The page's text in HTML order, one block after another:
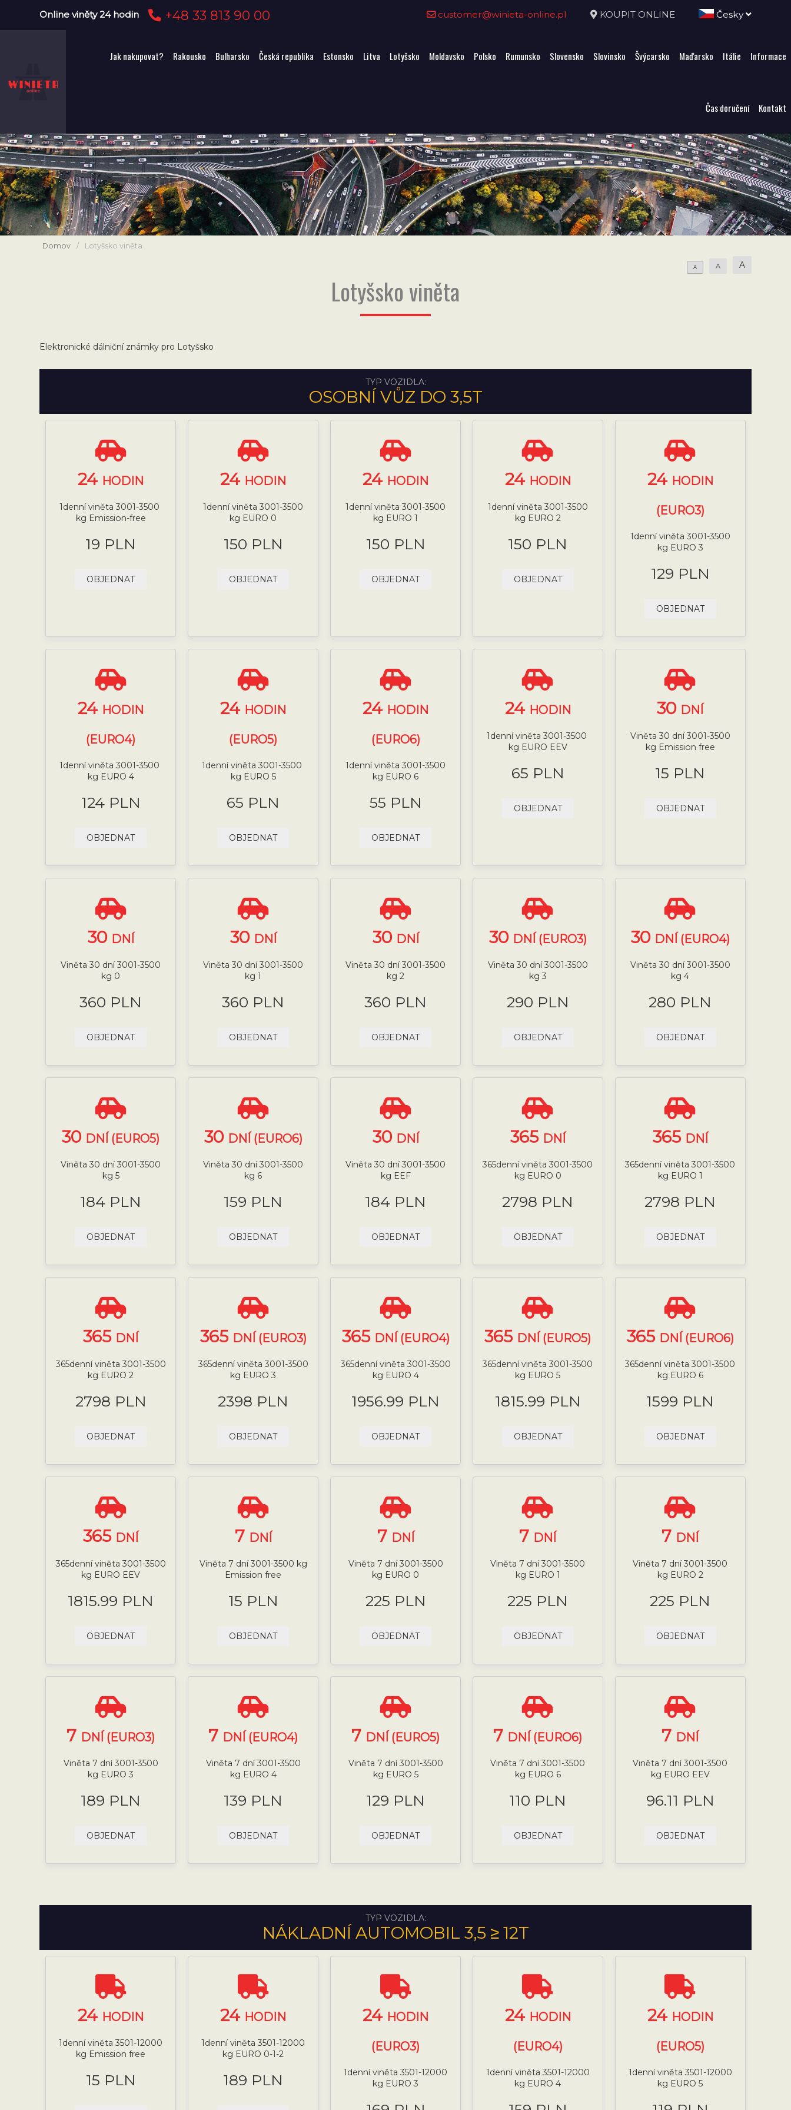
Online viněty 24 hodin +48 33 813 90 00 customer@winieta-online.pl KOUPIT ONLINE Česky
Jak nakupovat? Rakousko Bulharsko Česká republika Estonsko Litva Lotyšsko Moldavsko Polsko Rumunsko Slovensko Slovinsko Švýcarsko Maďarsko Itálie Informace
Čas doručení Kontakt
Domov / Lotyšsko viněta
A A A
Lotyšsko viněta
Elektronické dálniční známky pro Lotyšsko
TYP VOZIDLA:
OSOBNÍ VŮZ DO 3,5T
24 HODIN
1denní viněta 3001-3500
kg Emission-free
19 PLN
OBJEDNAT
24 HODIN
1denní viněta 3001-3500
kg EURO 0
150 PLN
OBJEDNAT
24 HODIN
1denní viněta 3001-3500
kg EURO 1
150 PLN
OBJEDNAT
24 HODIN
1denní viněta 3001-3500
kg EURO 2
150 PLN
OBJEDNAT
24 HODIN
(EURO3)
1denní viněta 3001-3500
kg EURO 3
129 PLN
OBJEDNAT
24 HODIN
(EURO4)
1denní viněta 3001-3500
kg EURO 4
124 PLN
OBJEDNAT
24 HODIN
(EURO5)
1denní viněta 3001-3500
kg EURO 5
65 PLN
OBJEDNAT
24 HODIN
(EURO6)
1denní viněta 3001-3500
kg EURO 6
55 PLN
OBJEDNAT
24 HODIN
1denní viněta 3001-3500
kg EURO EEV
65 PLN
OBJEDNAT
30 DNÍ
Viněta 30 dní 3001-3500
kg Emission free
15 PLN
OBJEDNAT
30 DNÍ
Viněta 30 dní 3001-3500
kg 0
360 PLN
OBJEDNAT
30 DNÍ
Viněta 30 dní 3001-3500
kg 1
360 PLN
OBJEDNAT
30 DNÍ
Viněta 30 dní 3001-3500
kg 2
360 PLN
OBJEDNAT
30 DNÍ (EURO3)
Viněta 30 dní 3001-3500
kg 3
290 PLN
OBJEDNAT
30 DNÍ (EURO4)
Viněta 30 dní 3001-3500
kg 4
280 PLN
OBJEDNAT
30 DNÍ (EURO5)
Viněta 30 dní 3001-3500
kg 5
184 PLN
OBJEDNAT
30 DNÍ (EURO6)
Viněta 30 dní 3001-3500
kg 6
159 PLN
OBJEDNAT
30 DNÍ
Viněta 30 dní 3001-3500
kg EEF
184 PLN
OBJEDNAT
365 DNÍ
365denní viněta 3001-3500
kg EURO 0
2798 PLN
OBJEDNAT
365 DNÍ
365denní viněta 3001-3500
kg EURO 1
2798 PLN
OBJEDNAT
365 DNÍ
365denní viněta 3001-3500
kg EURO 2
2798 PLN
OBJEDNAT
365 DNÍ (EURO3)
365denní viněta 3001-3500
kg EURO 3
2398 PLN
OBJEDNAT
365 DNÍ (EURO4)
365denní viněta 3001-3500
kg EURO 4
1956.99 PLN
OBJEDNAT
365 DNÍ (EURO5)
365denní viněta 3001-3500
kg EURO 5
1815.99 PLN
OBJEDNAT
365 DNÍ (EURO6)
365denní viněta 3001-3500
kg EURO 6
1599 PLN
OBJEDNAT
365 DNÍ
365denní viněta 3001-3500
kg EURO EEV
1815.99 PLN
OBJEDNAT
7 DNÍ
Viněta 7 dní 3001-3500 kg
Emission free
15 PLN
OBJEDNAT
7 DNÍ
Viněta 7 dní 3001-3500
kg EURO 0
225 PLN
OBJEDNAT
7 DNÍ
Viněta 7 dní 3001-3500
kg EURO 1
225 PLN
OBJEDNAT
7 DNÍ
Viněta 7 dní 3001-3500
kg EURO 2
225 PLN
OBJEDNAT
7 DNÍ (EURO3)
Viněta 7 dní 3001-3500
kg EURO 3
189 PLN
OBJEDNAT
7 DNÍ (EURO4)
Viněta 7 dní 3001-3500
kg EURO 4
139 PLN
OBJEDNAT
7 DNÍ (EURO5)
Viněta 7 dní 3001-3500
kg EURO 5
129 PLN
OBJEDNAT
7 DNÍ (EURO6)
Viněta 7 dní 3001-3500
kg EURO 6
110 PLN
OBJEDNAT
7 DNÍ
Viněta 7 dní 3001-3500
kg EURO EEV
96.11 PLN
OBJEDNAT
TYP VOZIDLA:
NÁKLADNÍ AUTOMOBIL 3,5 ≥ 12T
24 HODIN
1denní viněta 3501-12000
kg Emission free
15 PLN
24 HODIN
1denní viněta 3501-12000
kg EURO 0-1-2
189 PLN
24 HODIN
(EURO3)
1denní viněta 3501-12000
kg EURO 3
24 HODIN
(EURO4)
1denní viněta 3501-12000
kg EURO 4
24 HODIN
(EURO5)
1denní viněta 3501-12000
kg EURO 5